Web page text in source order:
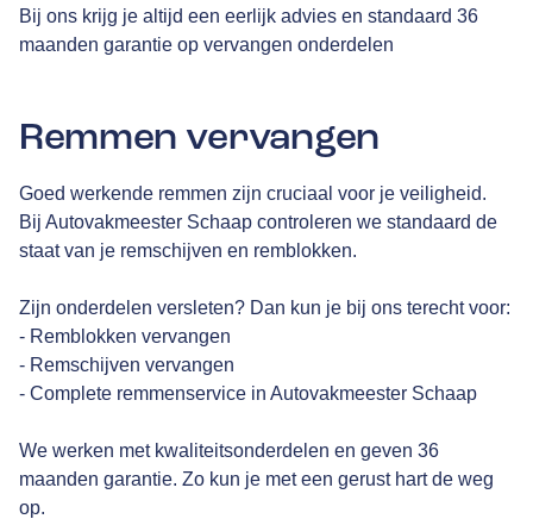
Bij ons krijg je altijd een eerlijk advies en standaard 36
maanden garantie op vervangen onderdelen
Remmen vervangen
Goed werkende remmen zijn cruciaal voor je veiligheid.
Bij Autovakmeester Schaap controleren we standaard de
staat van je remschijven en remblokken.
Zijn onderdelen versleten? Dan kun je bij ons terecht voor:
- Remblokken vervangen
- Remschijven vervangen
- Complete remmenservice in Autovakmeester Schaap
We werken met kwaliteitsonderdelen en geven 36
maanden garantie. Zo kun je met een gerust hart de weg
op.